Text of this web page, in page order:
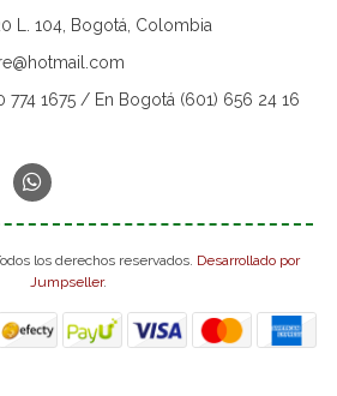
L. 104, Bogotá, Colombia
774 1675 / En Bogotá (601) 656 24 16
los derechos reservados. Desarrollado por
Jumpseller.